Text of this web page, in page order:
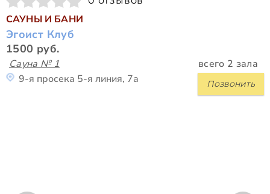
САУНЫ И БАНИ
Эгоист Клуб
1500 руб.
Сауна № 1 всего 2 зала
Позвонить
9-я просека 5-я линия, 7а